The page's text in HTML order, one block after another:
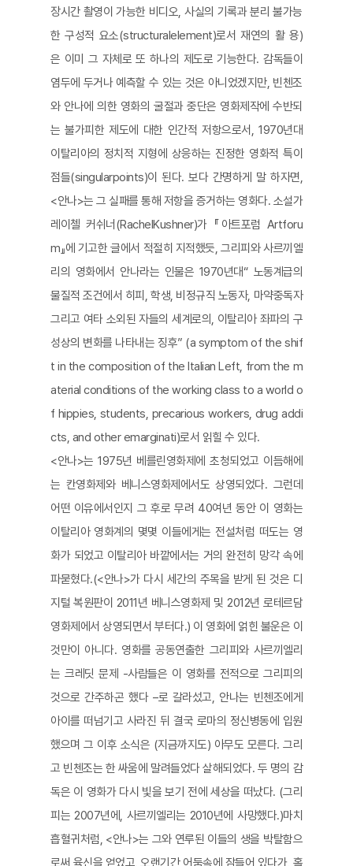
장시간 촬영이 가능한 비디오, 사실의 기록과 분리 불가능
한 구성적 요소(structuralelement)로서 재연의 활 용)
은 이미 그 자체로 또 하나의 제도로 기능한다. 감독들이
염두에 두거나 예측할 수 있는 것은 아니었겠지만, 빈첸조
와 안나에 의한 영화의 굴절과 중단은 영화제작에 수반되
는 불가피한 제도에 대한 인간적 저항으로서, 1970년대
이탈리아의 정치적 지형에 상응하는 진정한 영화적 특이
점들(singularpoints)이 된다. 보다 간명하게 말 하자면,
<안나>는 그 실패를 통해 저항을 증거하는 영화다. 소설가
레이첼 커쉬너(RachelKushner)가 『아트포럼 Artforu
m』에 기고한 글에서 적절히 지적했듯, 그리피와 사르끼엘
리의 영화에서 안나라는 인물은 1970년대“ 노동계급의
물질적 조건에서 히피, 학생, 비정규직 노동자, 마약중독자
그리고 여타 소외된 자들의 세계로의, 이탈리아 좌파의 구
성상의 변화를 나타내는 징후” (a symptom of the shif
t in the composition of the Italian Left, from the m
aterial conditions of the working class to a world o
f hippies, students, precarious workers, drug addi
cts, and other emarginati)로서 읽힐 수 있다.
<안나>는 1975년 베를린영화제에 초청되었고 이듬해에
는 칸영화제와 베니스영화제에서도 상영되었다. 그런데
어떤 이유에서인지 그 후로 무려 40여년 동안 이 영화는
이탈리아 영화계의 몇몇 이들에게는 전설처럼 떠도는 영
화가 되었고 이탈리아 바깥에서는 거의 완전히 망각 속에
파묻혔다.(<안나>가 다시 세간의 주목을 받게 된 것은 디
지털 복원판이 2011년 베니스영화제 및 2012년 로테르담
영화제에서 상영되면서 부터다.) 이 영화에 얽힌 불운은 이
것만이 아니다. 영화를 공동연출한 그리피와 사르끼엘리
는 크레딧 문제 -사람들은 이 영화를 전적으로 그리피의
것으로 간주하곤 했다 –로 갈라섰고, 안나는 빈첸조에게
아이를 떠넘기고 사라진 뒤 결국 로마의 정신병동에 입원
했으며 그 이후 소식은 (지금까지도) 아무도 모른다. 그리
고 빈첸조는 한 싸움에 말려들었다 살해되었다. 두 명의 감
독은 이 영화가 다시 빛을 보기 전에 세상을 떠났다. (그리
피는 2007년에, 사르끼엘리는 2010년에 사망했다.)마치
흡혈귀처럼, <안나>는 그와 연루된 이들의 생을 박탈함으
로써 육신을 얻었고, 오랜기간 어둠속에 잠들어 있다가, 홀